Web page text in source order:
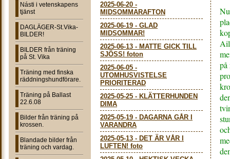
Násti i vetenskapens
tjänst
DAGLÄGER-St.Vika-
BILDER!
BILDER från träning
på St. Vika
Träning med finska
räddningshundförare.
Träning på Ballast
22.6.08
Bilder från träning på
krossen.
Blandade bilder från
träning och vardag.
2025-06-20 -
MIDSOMMARAFTON
2025-06-19 - GLAD
MIDSOMMAR!
2025-06-13 - MATTE GICK TILL
SJÖSS! foton
2025-06-05 -
UTOMHUSVISTELSE
PRIORITERAD
2025-05-25 - KLÄTTERHUNDEN
DIMA
2025-05-19 - DAGARNA GÅR I
VARANDRA
2025-05-13 - DET ÄR VÅR I
LUFTEN! foto
på